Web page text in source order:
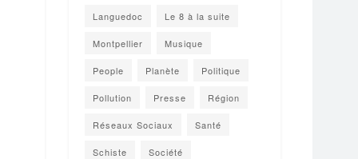
Languedoc Le 8 à la suite
Montpellier Musique
People Planète Politique
Pollution Presse Région
Réseaux Sociaux Santé
Schiste Société